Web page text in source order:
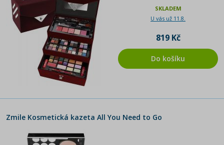
SKLADEM
U vás už 11.8.
819 Kč
Do košíku
Zmile Kosmetická kazeta All You Need to Go